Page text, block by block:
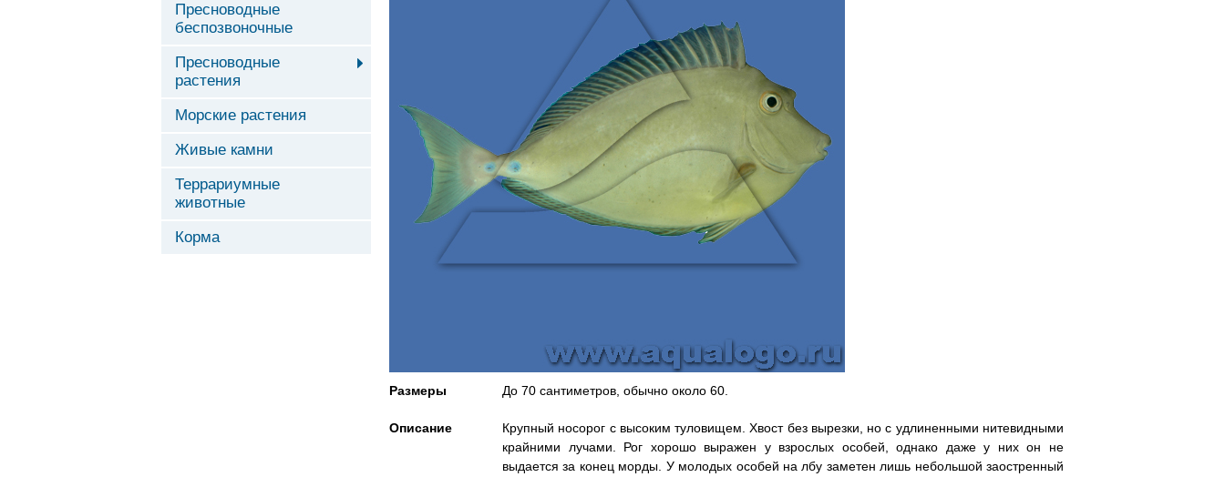
Пресноводные
беспозвоночные
Пресноводные
растения
Морские растения
Живые камни
Террариумные
животные
Корма
Размеры До 70 сантиметров, обычно около 60.
Описание
Крупный носорог с высоким туловищем. Хвост без вырезки, но с удлиненными нитевидными
крайними лучами. Рог хорошо выражен у взрослых особей, однако даже у них он не
выдается за конец морды. У молодых особей на лбу заметен лишь небольшой заостренный